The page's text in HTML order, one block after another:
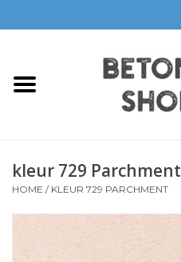
Home
BaseBeton | Kant & Klaar
Sichtbeton
GEREEDSCHAP &
kleur 729 Parchment
HOME / KLEUR 729 PARCHMENT